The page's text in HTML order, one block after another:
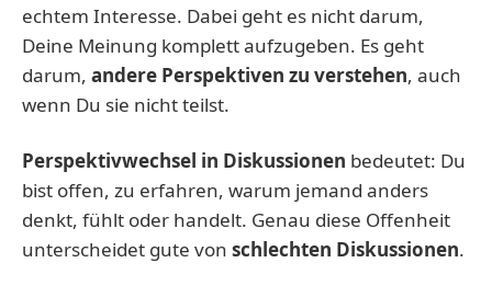
echtem Interesse. Dabei geht es nicht darum,
Deine Meinung komplett aufzugeben. Es geht
darum, andere Perspektiven zu verstehen, auch
wenn Du sie nicht teilst.
Perspektivwechsel in Diskussionen bedeutet: Du
bist offen, zu erfahren, warum jemand anders
denkt, fühlt oder handelt. Genau diese Offenheit
unterscheidet gute von schlechten Diskussionen.